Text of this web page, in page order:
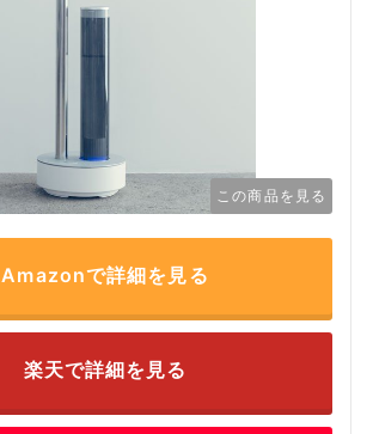
この商品を見る
Amazonで詳細を見る
楽天で詳細を見る